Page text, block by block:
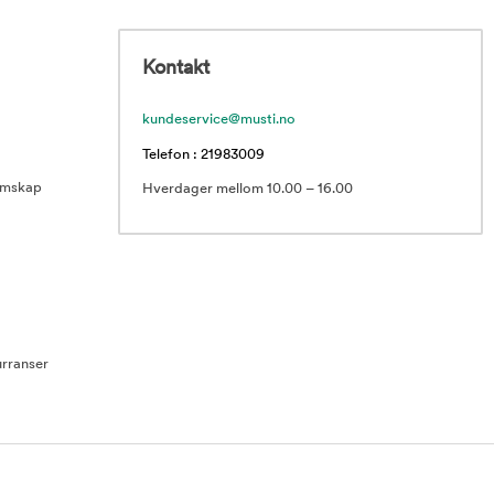
Kontakt
kundeservice@musti.no
Telefon : 21983009
Hverdager mellom 10.00 – 16.00